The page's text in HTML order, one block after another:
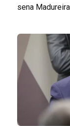
sena Madureira